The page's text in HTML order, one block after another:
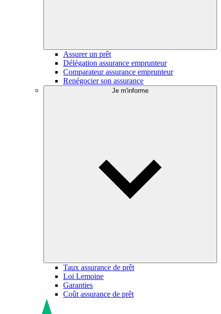
Assurer un prêt
Délégation assurance emprunteur
Comparateur assurance emprunteur
Renégocier son assurance
Je m'informe
Taux assurance de prêt
Loi Lemoine
Garanties
Coût assurance de prêt